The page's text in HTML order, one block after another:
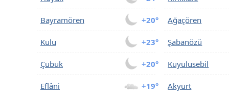
+20°
Bayramören Ağaçören
+23°
Kulu Şabanözü
+20°
Çubuk Kuyulusebil
+19°
Eflâni Akyurt